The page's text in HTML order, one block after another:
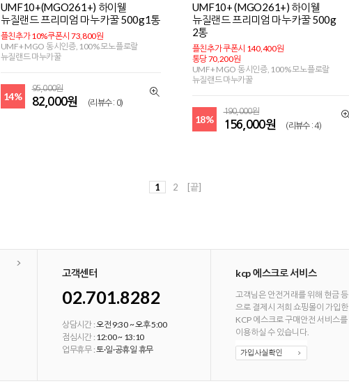
UMF10+(MGO261+) 하이웰
뉴질랜드 프리미엄 마누카꿀 500g1통
플친추가 10%쿠폰시 73,800원
UMF+ MGO 동시인증, 100% 모노플로랄
뉴질랜드 마누카꿀
14%
95,000원
82,000원 (리뷰수 : 0)
UMF10+ (MGO261+) 하이웰
뉴질랜드 프리미엄 마누카꿀 500g
2통
플친추가 쿠폰시 140,400원
통당 70,200원
UMF+ MGO 동시인증, 100% 모노플로랄
뉴질랜드 마누카꿀
18%
190,000원
156,000원 (리뷰수 : 4)
1 2 [끝]
고객센터
02.701.8282
상담시간 :오전 9:30 ~ 오후 5:00
점심시간 : 12:00 ~ 13:10
업무휴무 :토·일·공휴일 휴무
kcp 에스크로 서비스
고객님은 안전거래를 위해 현금 등
으로 결제시 저희 쇼핑몰이 가입한
KCP 에스크로 구매안전 서비스를
이용하실 수 있습니다.